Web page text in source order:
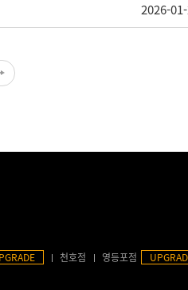
2026-
천호점 영등포점